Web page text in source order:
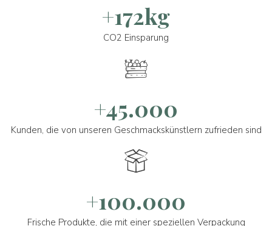
+172kg
CO2 Einsparung
+45.000
Kunden, die von unseren Geschmackskünstlern zufrieden sind
+100.000
Frische Produkte, die mit einer speziellen Verpackung